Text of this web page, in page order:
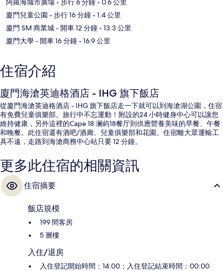
阿羅海城市廣場- 步行 6 分鐘- 0.6 公里
廈門兒童公園 - 步行 16 分鐘- 1.4 公里
廈門 SM 商業城- 開車 12 分鐘- 13.3 公里
廈門大學- 開車 16 分鐘- 16.9 公里
住宿介紹
廈門海滄英迪格酒店 - IHG 旗下飯店
從廈門海滄英迪格酒店 - IHG 旗下飯店走一下就可以到海滄湖公園，住宿
有免費兒童俱樂部。旅行中不忘運動！附設的24 小時健身中心可以讓您
維持健康，另外這裡的Cape 18 澜屿18餐厅則供應營養美味的早餐、午餐
和晚餐。此住宿還有酒吧/酒廊、兒童俱樂部和花園。住宿離大眾運輸工
具不遠，走路到海滄商務中心站只要 12 分鐘。
更多此住宿的相關資訊
住宿摘要
飯店規模
199 間客房
5 層樓
入住/退房
入住登記開始時間：14:00；入住登記結束時間：00:00